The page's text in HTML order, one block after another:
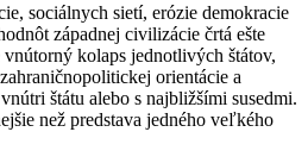
sociálnych sietí, erózie demokracie
západnej civilizácie črtá ešte
kolaps jednotlivých štátov,
orientácie a
štátu alebo s najbližšími susedmi.
než predstava jedného veľkého